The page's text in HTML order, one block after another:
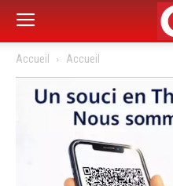
Accueil Accueil